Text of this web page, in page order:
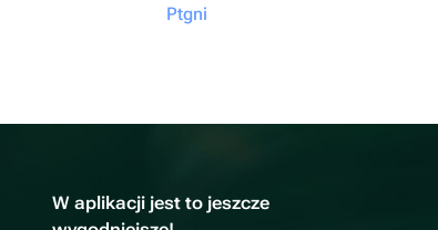
Ptgni
W aplikacji jest to jeszcze